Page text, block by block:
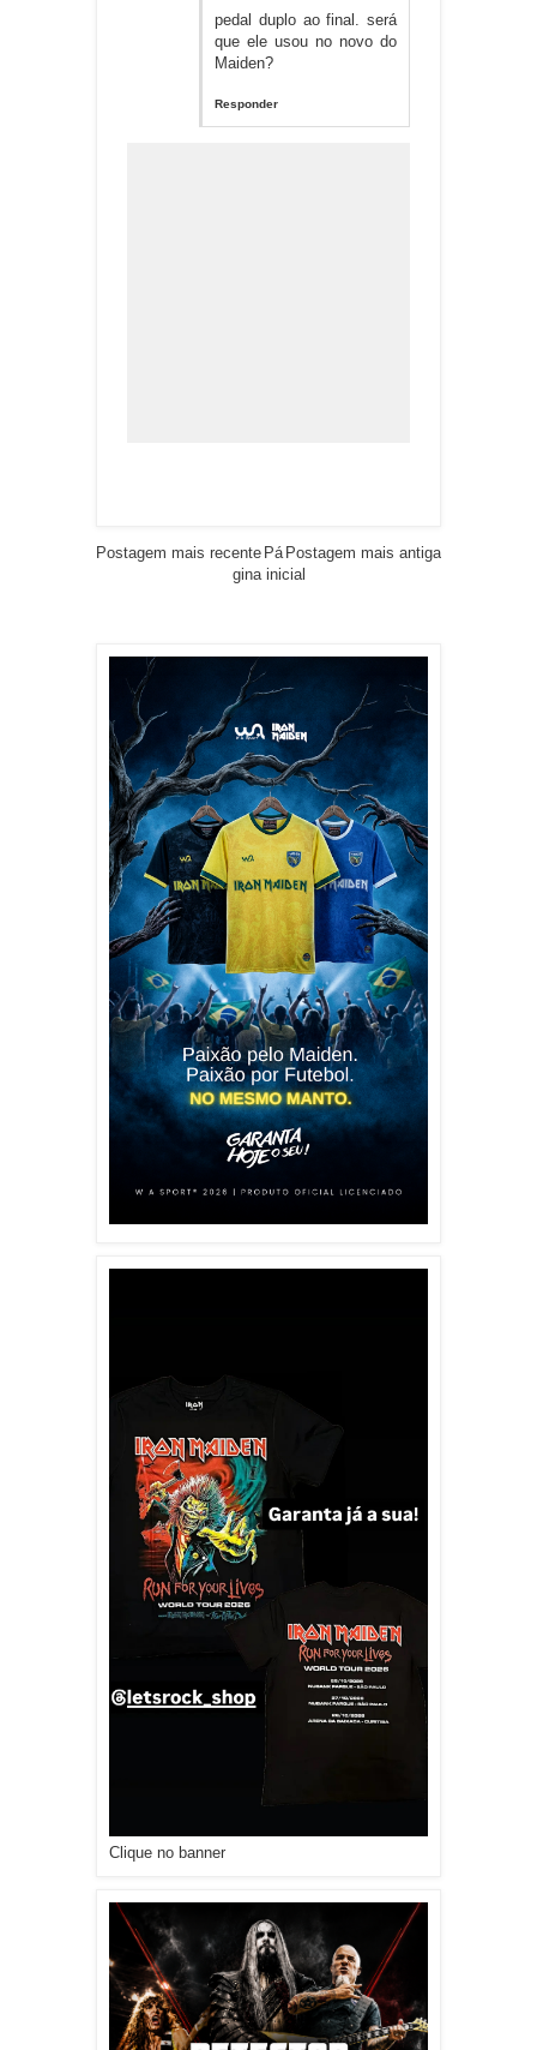
pedal duplo ao final. será
que ele usou no novo do
Maiden?
Responder
Postagem mais recente Postagem mais antiga
Pá
gina inicial
Clique no banner